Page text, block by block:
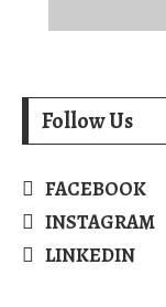
Follow Us
FACEBOOK
INSTAGRAM
LINKEDIN